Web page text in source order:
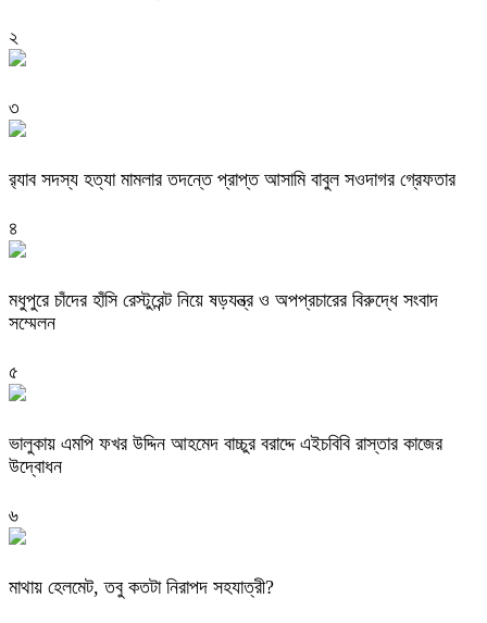
২
৩
র‌্যাব সদস্য হত্যা মামলার তদন্তে প্রাপ্ত আসামি বাবুল সওদাগর গ্রেফতার
৪
মধুপুরে চাঁদের হাঁসি রেস্টুরেন্ট নিয়ে ষড়যন্ত্র ও অপপ্রচারের বিরুদ্ধে সংবাদ
সম্মেলন
৫
ভালুকায় এমপি ফখর উদ্দিন আহমেদ বাচ্চুর বরাদ্দে এইচবিবি রাস্তার কাজের
উদ্বোধন
৬
মাথায় হেলমেট, তবু কতটা নিরাপদ সহযাত্রী?